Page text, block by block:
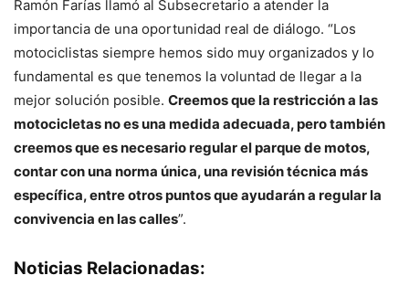
Ramón Farías llamó al Subsecretario a atender la
importancia de una oportunidad real de diálogo. “Los
motociclistas siempre hemos sido muy organizados y lo
fundamental es que tenemos la voluntad de llegar a la
mejor solución posible. Creemos que la restricción a las
motocicletas no es una medida adecuada, pero también
creemos que es necesario regular el parque de motos,
contar con una norma única, una revisión técnica más
específica, entre otros puntos que ayudarán a regular la
convivencia en las calles”.
Noticias Relacionadas: